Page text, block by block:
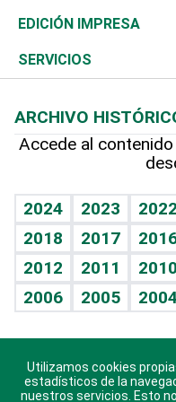
Caribe
Resto del mundo
Global y variable
Economía personal
Novedades
Podcast Arte Libre
Hablando con el pediatra
Vida y familia
Eñe
Celebrando la vida
Sin complejos
En pocas palabras
Escuchando al corazón
Olimpismo
Más deportes
Línea de hit
TBT Deportivo
Noticiero Poteleche
Columnistas
Más firmas
Martes de tecnología
Cambio climático
Deportes
Opinión
Hecho en casa
Guía del dinero
EDICIÓN IMPRESA
SERVICIOS
Cumpleaños
Horóscopos
Crucigramas
ARCHIVO
Accede al
2024 2023 2022
2018
2017
2012
2011 2010
2006
2005
Descarga nuestras
Utilizamos cookies
estadísticos de la
nuestros servicios. Esto